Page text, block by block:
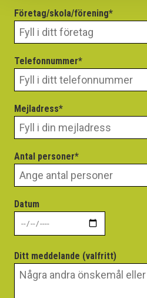
Företag/skola/förening*
Telefonnummer*
Mejladress*
Antal personer*
Datum
Ditt meddelande (valfritt)